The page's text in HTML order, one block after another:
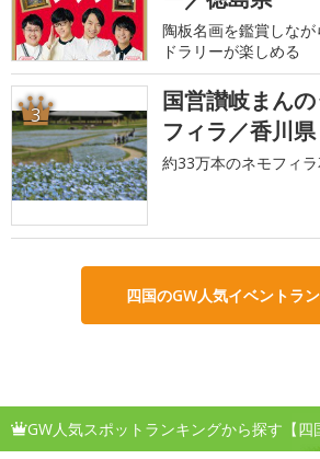
陶板名画を鑑賞しな
ドラリーが楽しめる
3
国営讃岐まん
フィラ／香川県
約33万本のネモフィ
四国のGW人気イベントラ
GW人気スポットランキングから探す【四